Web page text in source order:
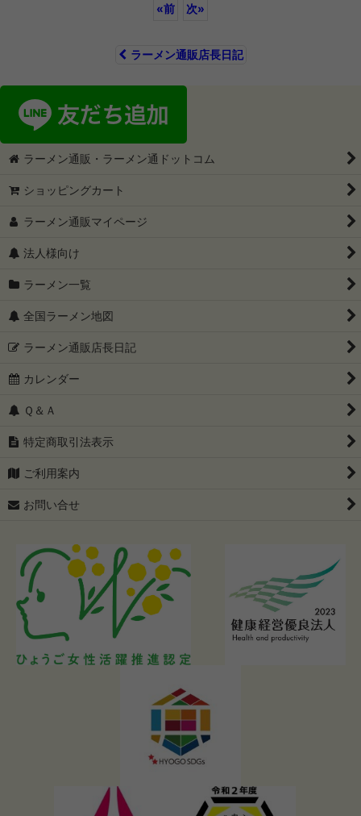
«前 次»
ラーメン通販店長日記
ラーメン通販・ラーメン通ドットコム
ショッピングカート
ラーメン通販マイページ
法人様向け
ラーメン一覧
全国ラーメン地図
ラーメン通販店長日記
カレンダー
Ｑ＆Ａ
特定商取引法表示
ご利用案内
お問い合せ